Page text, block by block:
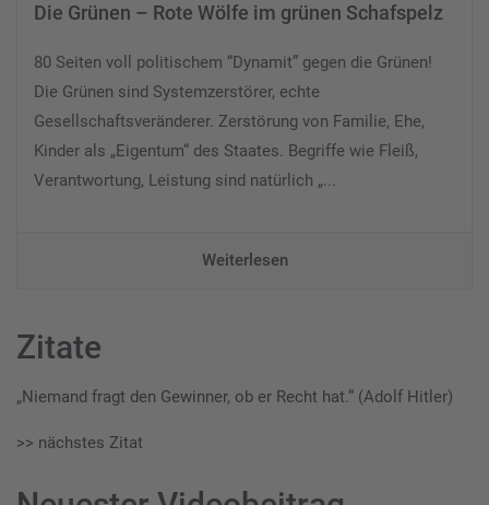
Die Grünen – Rote Wölfe im grünen Schafspelz
80 Seiten voll politischem “Dynamit” gegen die Grünen!
Die Grünen sind Systemzerstörer, echte
Gesellschaftsveränderer. Zerstörung von Familie, Ehe,
Kinder als „Eigentum“ des Staates. Begriffe wie Fleiß,
Verantwortung, Leistung sind natürlich „...
Weiterlesen
Zitate
„Niemand fragt den Gewinner, ob er Recht hat.“ (Adolf Hitler)
>> nächstes Zitat